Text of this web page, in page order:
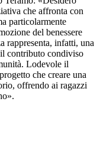
che affronta con
particolarmente
del benessere
rappresenta, infatti, una
contributo condiviso
Lodevole il
che creare una
offrendo ai ragazzi